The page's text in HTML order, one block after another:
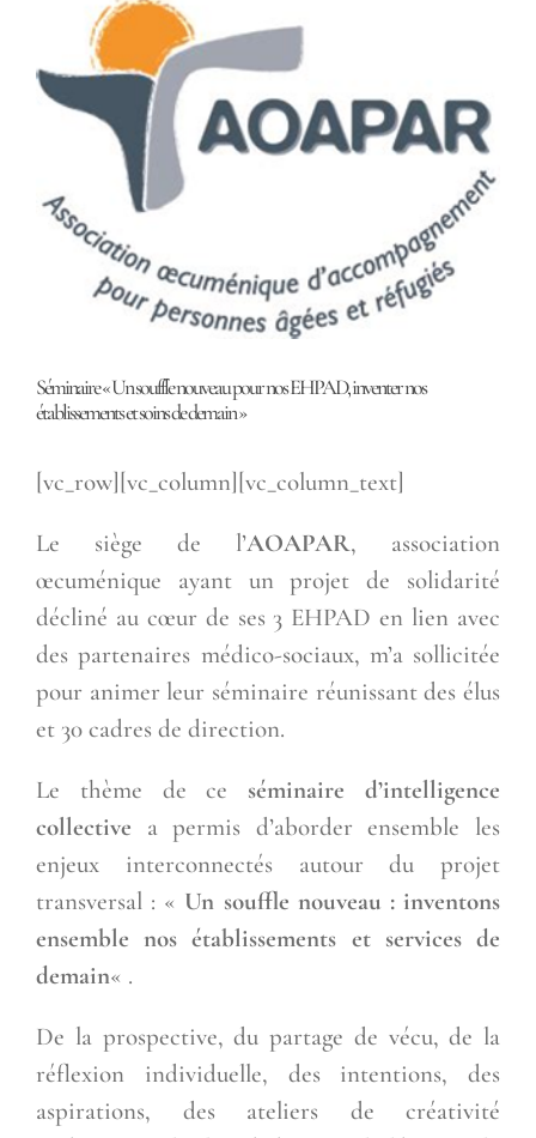
l'image
agrandie
Séminaire « Un souffle nouveau pour nos EHPAD, inventer nos
établissements et soins de demain »
[vc_row][vc_column][vc_column_text]
Le siège de l’AOAPAR, association
œcuménique ayant un projet de solidarité
décliné au cœur de ses 3 EHPAD en lien avec
des partenaires médico-sociaux, m’a sollicitée
pour animer leur séminaire réunissant des élus
et 30 cadres de direction.
Le thème de ce séminaire d’intelligence
collective a permis d’aborder ensemble les
enjeux interconnectés autour du projet
transversal : « Un souffle nouveau : inventons
ensemble nos établissements et services de
demain« .
De la prospective, du partage de vécu, de la
réflexion individuelle, des intentions, des
aspirations, des ateliers de créativité